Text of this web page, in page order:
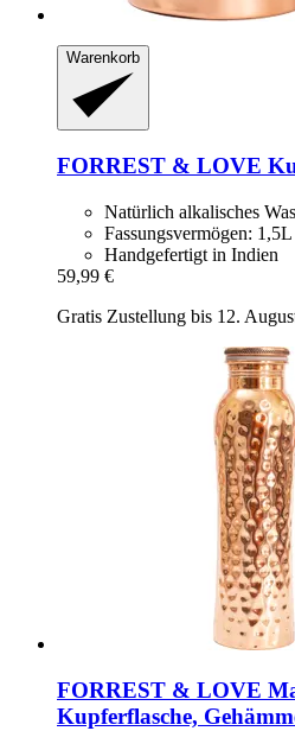
Warenkorb
FORREST & LOVE
Natürlich alkalisches
Fassungsvermögen: 1,5L
Handgefertigt in Indien
59,99 €
Gratis Zustellung bis 12.
FORREST & LOVE
Kupferflasche,